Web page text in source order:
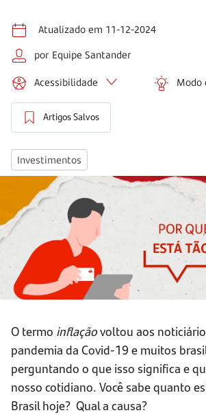
Atualizado em 11-12-2024
por Equipe Santander
Acessibilidade Modo
Artigos Salvos
Investimentos
O termo inflaçãovoltou aos
pandemia da Covid-19 e muitos
perguntando o que isso significa e
nosso cotidiano. Você sabe quanto
Brasil hoje? Qual a causa?